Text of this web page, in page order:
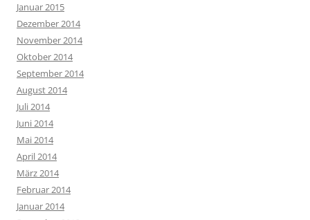
Januar 2015
Dezember 2014
November 2014
Oktober 2014
September 2014
August 2014
Juli 2014
Juni 2014
Mai 2014
April 2014
März 2014
Februar 2014
Januar 2014